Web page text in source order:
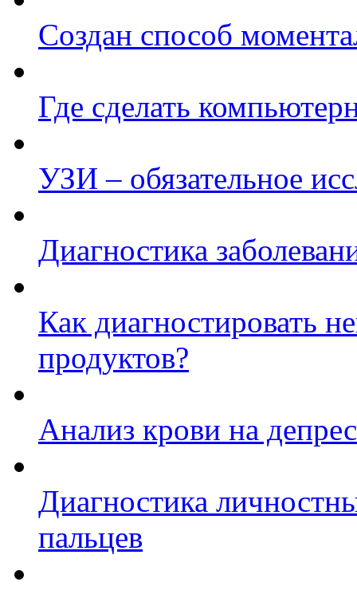
Создан способ
Где сделать
УЗИ – обязательное
Диагностика
Как диагностировать
продуктов?
Анализ крови на
Диагностика
пальцев